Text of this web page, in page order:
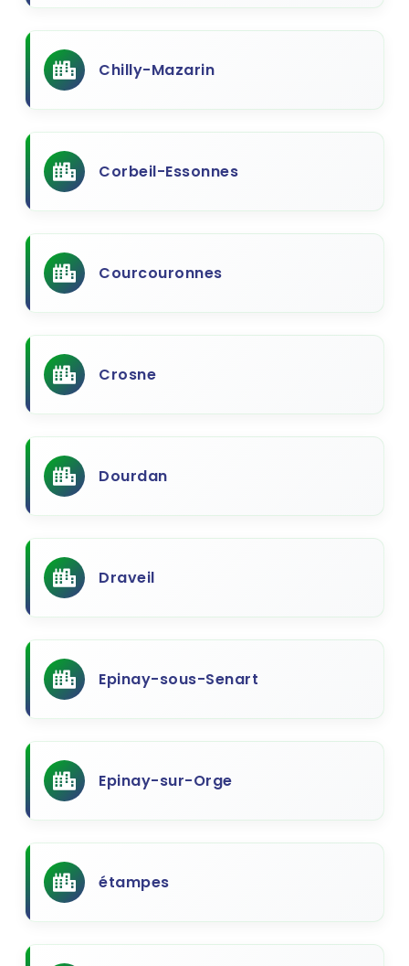
Chilly-Mazarin
Corbeil-Essonnes
Courcouronnes
Crosne
Dourdan
Draveil
Epinay-sous-Senart
Epinay-sur-Orge
étampes